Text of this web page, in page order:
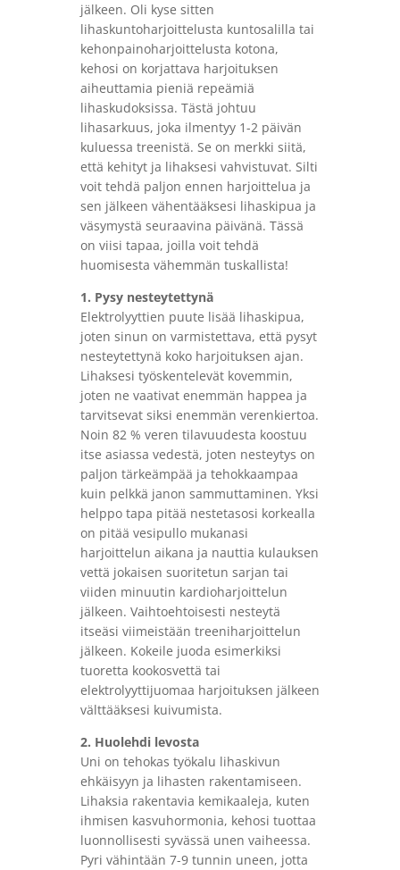
jälkeen. Oli kyse sitten
lihaskuntoharjoittelusta kuntosalilla tai
kehonpainoharjoittelusta kotona,
kehosi on korjattava harjoituksen
aiheuttamia pieniä repeämiä
lihaskudoksissa. Tästä johtuu
lihasarkuus, joka ilmentyy 1-2 päivän
kuluessa treenistä. Se on merkki siitä,
että kehityt ja lihaksesi vahvistuvat. Silti
voit tehdä paljon ennen harjoittelua ja
sen jälkeen vähentääksesi lihaskipua ja
väsymystä seuraavina päivänä. Tässä
on viisi tapaa, joilla voit tehdä
huomisesta vähemmän tuskallista!
1. Pysy nesteytettynä
Elektrolyyttien puute lisää lihaskipua,
joten sinun on varmistettava, että pysyt
nesteytettynä koko harjoituksen ajan.
Lihaksesi työskentelevät kovemmin,
joten ne vaativat enemmän happea ja
tarvitsevat siksi enemmän verenkiertoa.
Noin 82 % veren tilavuudesta koostuu
itse asiassa vedestä, joten nesteytys on
paljon tärkeämpää ja tehokkaampaa
kuin pelkkä janon sammuttaminen. Yksi
helppo tapa pitää nestetasosi korkealla
on pitää vesipullo mukanasi
harjoittelun aikana ja nauttia kulauksen
vettä jokaisen suoritetun sarjan tai
viiden minuutin kardioharjoittelun
jälkeen. Vaihtoehtoisesti nesteytä
itseäsi viimeistään treeniharjoittelun
jälkeen. Kokeile juoda esimerkiksi
tuoretta kookosvettä tai
elektrolyyttijuomaa harjoituksen jälkeen
välttääksesi kuivumista.
2. Huolehdi levosta
Uni on tehokas työkalu lihaskivun
ehkäisyyn ja lihasten rakentamiseen.
Lihaksia rakentavia kemikaaleja, kuten
ihmisen kasvuhormonia, kehosi tuottaa
luonnollisesti syvässä unen vaiheessa.
Pyri vähintään 7-9 tunnin uneen, jotta